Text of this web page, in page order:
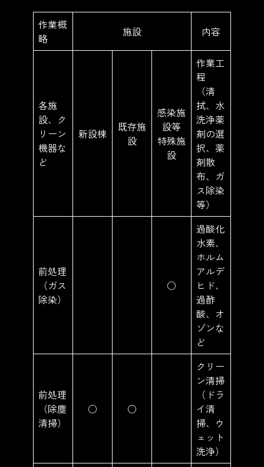
作業概
略
施設 内容
各施
設、ク
リーン
機器な
ど
新設棟
既存施
設
感染施
設等
特殊施
設
作業工
程
（清
拭、水
洗浄薬
剤の選
択、薬
剤散
布、ガ
ス除染
等）
前処理
（ガス
除染）
○
過酸化
水素、
ホルム
アルデ
ヒド、
過酢
酸、オ
ゾンな
ど
前処理
（除塵
清掃）
○ ○
クリー
ン清掃
（ドラ
イ清
掃、ウ
ェット
洗浄）